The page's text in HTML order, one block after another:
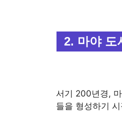
2. 마야 도
서기 200년경,
들을 형성하기